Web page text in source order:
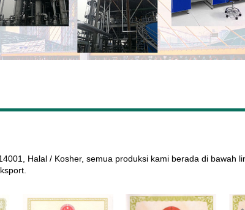
Halal / Kosher, semua produksi kami berada di bawah